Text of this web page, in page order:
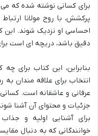
برای کسانی نوشته شده که
پرکشش، با روح مولانا
احساسی او نزدیک شوند. این
دقیق باشد، دریچه ای است
بنابراین، این کتاب برای
انتخاب برای علاقه مندان
عرفانی و عاشقانه است.
جزئیات و محتوای آن آشنا
برای آشنایی اولیه و
خوانندگانی که به دنبال